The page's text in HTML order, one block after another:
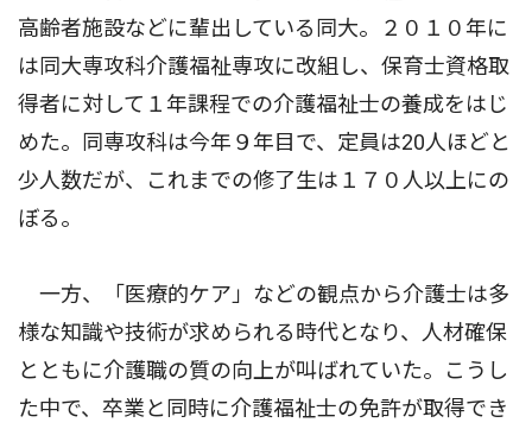
高齢者施設などに輩出している同大。２０１０年に
は同大専攻科介護福祉専攻に改組し、保育士資格取
得者に対して１年課程での介護福祉士の養成をはじ
めた。同専攻科は今年９年目で、定員は20人ほどと
少人数だが、これまでの修了生は１７０人以上にの
ぼる。
一方、「医療的ケア」などの観点から介護士は多
様な知識や技術が求められる時代となり、人材確保
とともに介護職の質の向上が叫ばれていた。こうし
た中で、卒業と同時に介護福祉士の免許が取得でき